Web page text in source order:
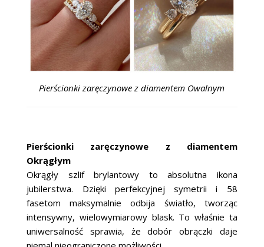
Pierścionki zaręczynowe z diamentem Owalnym
Pierścionki zaręczynowe z diamentem
Okrągłym
Okrągły szlif brylantowy to absolutna ikona
jubilerstwa. Dzięki perfekcyjnej symetrii i 58
fasetom maksymalnie odbija światło, tworząc
intensywny, wielowymiarowy blask. To właśnie ta
uniwersalność sprawia, że dobór obrączki daje